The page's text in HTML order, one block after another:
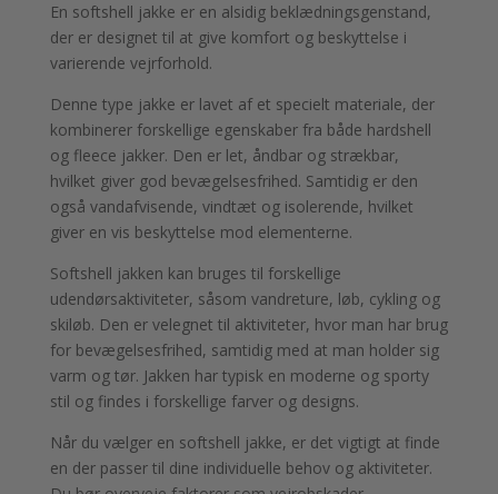
En softshell jakke er en alsidig beklædningsgenstand,
der er designet til at give komfort og beskyttelse i
varierende vejrforhold.
Denne type jakke er lavet af et specielt materiale, der
kombinerer forskellige egenskaber fra både hardshell
og fleece jakker. Den er let, åndbar og strækbar,
hvilket giver god bevægelsesfrihed. Samtidig er den
også vandafvisende, vindtæt og isolerende, hvilket
giver en vis beskyttelse mod elementerne.
Softshell jakken kan bruges til forskellige
udendørsaktiviteter, såsom vandreture, løb, cykling og
skiløb. Den er velegnet til aktiviteter, hvor man har brug
for bevægelsesfrihed, samtidig med at man holder sig
varm og tør. Jakken har typisk en moderne og sporty
stil og findes i forskellige farver og designs.
Når du vælger en softshell jakke, er det vigtigt at finde
en der passer til dine individuelle behov og aktiviteter.